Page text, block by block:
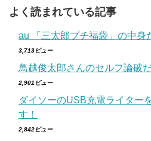
よく読まれている記事
au 「三太郎プチ福袋」の中身
3,713ビュー
鳥越俊太郎さんのセルフ論破
2,901ビュー
ダイソーのUSB充電ライター
す！
2,842ビュー